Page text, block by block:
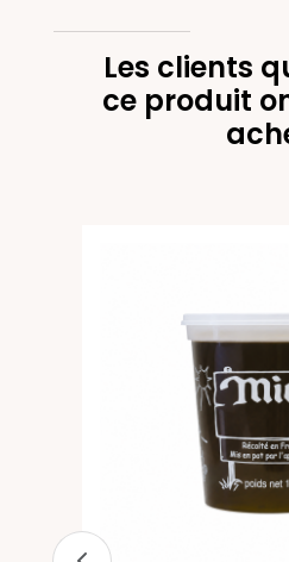
Les clients
ce produit